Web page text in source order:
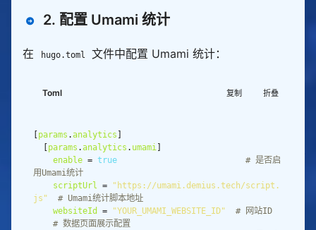
2. 配置 Umami 统计
在 hugo.toml 文件中配置 Umami 统计：
Toml 复制 折叠
params .analytics
params .analytics . umami
enable = true
# 是否启
用Umami统计
scriptUrl =
"https://umami.demius.tech/script.
js"
# Umami统计脚本地址
websiteId
= "YOUR_UMAMI_WEBSITE_ID"
# 网站ID
# 数据页面展示配置